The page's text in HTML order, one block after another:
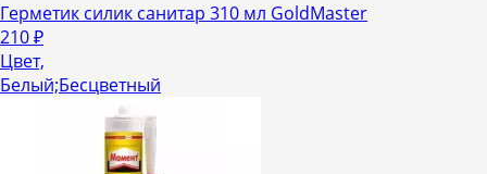
Герметик силик санитар 310 мл GoldMaster
210₽
Цвет,
Белый;Бесцветный